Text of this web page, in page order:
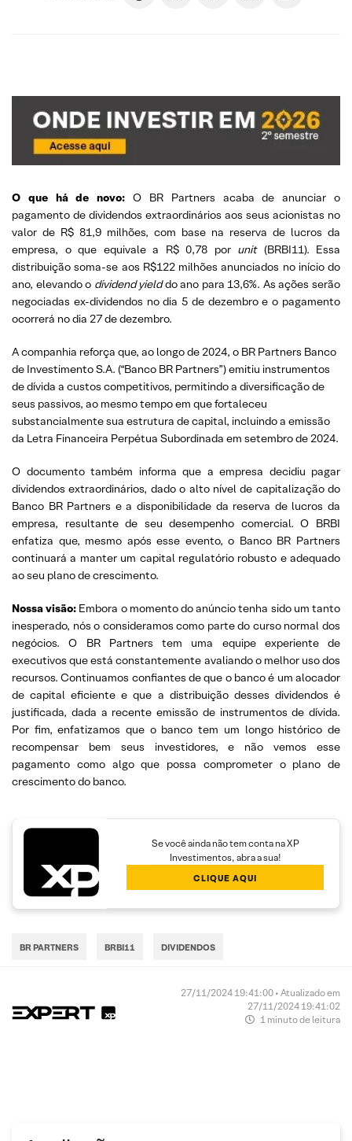
O que há de novo: O BR Partners acaba de anunciar o
pagamento de dividendos extraordinários aos seus acionistas no
valor de R$ 81,9 milhões, com base na reserva de lucros da
empresa, o que equivale a R$ 0,78 por unit(BRBI11). Essa
distribuição soma-se aos R$122 milhões anunciados no início do
ano, elevando o dividend yielddo ano para 13,6%. As ações serão
negociadas ex-dividendos no dia 5 de dezembro e o pagamento
ocorrerá no dia 27 de dezembro.
A companhia reforça que, ao longo de 2024, o BR Partners Banco
de Investimento S.A. (“Banco BR Partners”) emitiu instrumentos
de dívida a custos competitivos, permitindo a diversificação de
seus passivos, ao mesmo tempo em que fortaleceu
substancialmente sua estrutura de capital, incluindo a emissão
da Letra Financeira Perpétua Subordinada em setembro de 2024.
O documento também informa que a empresa decidiu pagar
dividendos extraordinários, dado o alto nível de capitalização do
Banco BR Partners e a disponibilidade da reserva de lucros da
empresa, resultante de seu desempenho comercial. O BRBI
enfatiza que, mesmo após esse evento, o Banco BR Partners
continuará a manter um capital regulatório robusto e adequado
ao seu plano de crescimento.
Nossa visão: Embora o momento do anúncio tenha sido um tanto
inesperado, nós o consideramos como parte do curso normal dos
negócios. O BR Partners tem uma equipe experiente de
executivos que está constantemente avaliando o melhor uso dos
recursos. Continuamos confiantes de que o banco é um alocador
de capital eficiente e que a distribuição desses dividendos é
justificada, dada a recente emissão de instrumentos de dívida.
Por fim, enfatizamos que o banco tem um longo histórico de
recompensar bem seus investidores, e não vemos esse
pagamento como algo que possa comprometer o plano de
crescimento do banco.
Se você ainda não tem conta na XP
Investimentos, abra a sua!
CLIQUE AQUI
BR PARTNERS BRBI11 DIVIDENDOS
27/11/2024 19:41:00 • Atualizado em
27/11/2024 19:41:02
1 minuto de leitura